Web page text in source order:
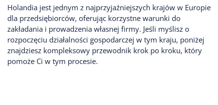
Holandia jest jednym z najprzyjaźniejszych krajów w Europie
dla przedsiębiorców, oferując korzystne warunki do
zakładania i prowadzenia własnej firmy. Jeśli myślisz o
rozpoczęciu działalności gospodarczej w tym kraju, poniżej
znajdziesz kompleksowy przewodnik krok po kroku, który
pomoże Ci w tym procesie.